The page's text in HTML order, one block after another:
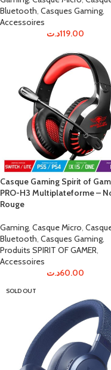
Bluetooth, Casques Gaming,
Accessoires
119.00د.ت
Casque Gaming Spirit of
PRO-H3 Multiplateforme –
Rouge
Gaming, Casque Micro,
Bluetooth, Casques Gaming,
Produits SPIRIT OF GAMER,
Accessoires
60.00د.ت
SOLD OUT